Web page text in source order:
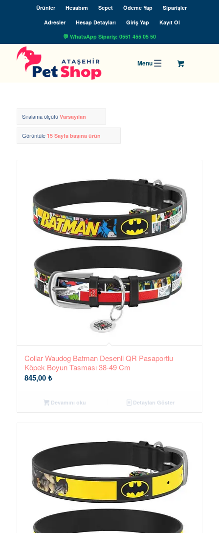
Ürünler Hesabım Sepet Ödeme Yap
Siparişler
Adresler
Hesap Detayları Giriş Yap
Kayıt Ol
💬 WhatsApp Sipariş: 0551 455 05 50
Sıralama ölçütü Varsayılan
Görüntüle 15 Sayfa başına ürün
Collar Waudog Batman Desenli QR Pasaportlu
Köpek Boyun Tasması 38-49 Cm
845,00₺
Devamını oku Detayları Göster